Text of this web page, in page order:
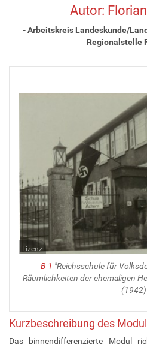
Autor:
- Arbeitskreis Landeskunde/
Regionalstelle
Lizenz
B 1 "Reichsschule für
Räumlichkeiten der ehemaligen
(1942)
Kurzbeschreibung des
Das binnendifferenzierte Modul